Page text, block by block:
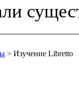
> Изучение Libretto